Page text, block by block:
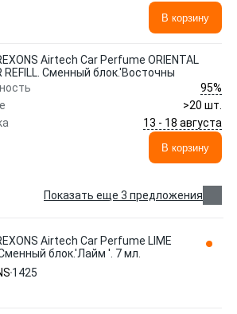
В корзину
Airtech Сar Perfume ORIENTAL
REFILL. Сменный блок.'Восточны
95%
>20 шт.
13 - 18 августа
В корзину
Показать еще 3 предложения
Airtech Сar Perfume LIME
Сменный блок.'Лайм '. 7 мл.
1425